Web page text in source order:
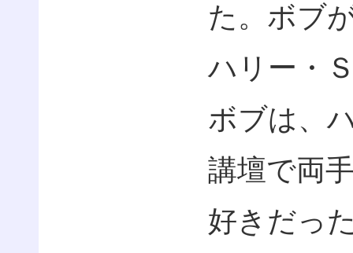
た。ボブ
ハリー・
ボブは、
講壇で両
好きだっ